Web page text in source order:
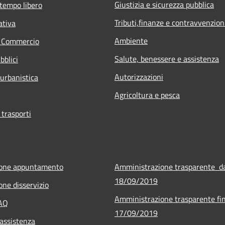
libero
Giustizia e sicurezza pubblica
Tributi,finanze e
Ambiente
Salute, benessere e assistenza
Autorizzazioni
Agricoltura e pesca
appuntamento
disservizio
Amministrazione trasparente
18/09/2019
Amministrazione trasparente
17/09/2019